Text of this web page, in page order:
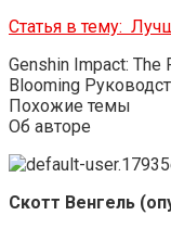
Статья в тему:
Genshin Impact: The
Blooming
Похожие темы
Об авторе
Скотт Венгель